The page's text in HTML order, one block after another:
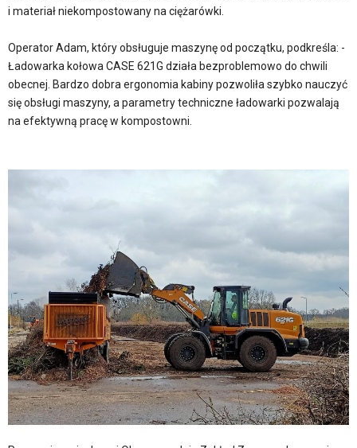
i materiał niekompostowany na ciężarówki.
Operator Adam, który obsługuje maszynę od początku, podkreśla: -
Ładowarka kołowa CASE 621G działa bezproblemowo do chwili
obecnej. Bardzo dobra ergonomia kabiny pozwoliła szybko nauczyć
się obsługi maszyny, a parametry techniczne ładowarki pozwalają
na efektywną pracę w kompostowni.